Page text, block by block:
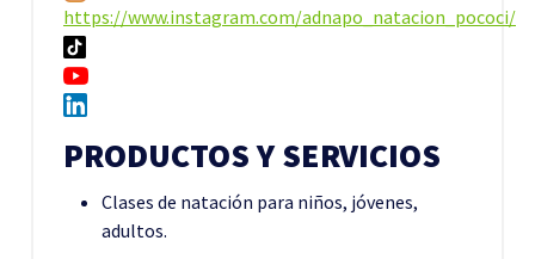
https://www.instagram.com/adnapo_natacion_pococi/
PRODUCTOS Y SERVICIOS
Clases de natación para niños, jóvenes,
adultos.